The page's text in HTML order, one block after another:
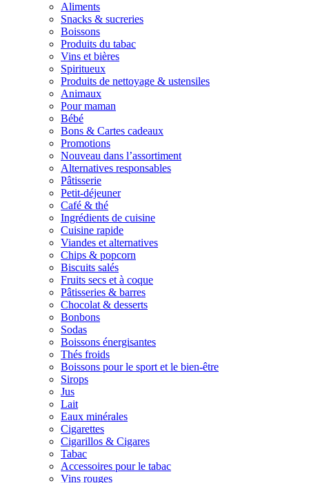
Aliments
Snacks & sucreries
Boissons
Produits du tabac
Vins et bières
Spiritueux
Produits de nettoyage & ustensiles
Animaux
Pour maman
Bébé
Bons & Cartes cadeaux
Promotions
Nouveau dans l’assortiment
Alternatives responsables
Pâtisserie
Petit-déjeuner
Café & thé
Ingrédients de cuisine
Cuisine rapide
Viandes et alternatives
Chips & popcorn
Biscuits salés
Fruits secs et à coque
Pâtisseries & barres
Chocolat & desserts
Bonbons
Sodas
Boissons énergisantes
Thés froids
Boissons pour le sport et le bien-être
Sirops
Jus
Lait
Eaux minérales
Cigarettes
Cigarillos & Cigares
Tabac
Accessoires pour le tabac
Vins rouges